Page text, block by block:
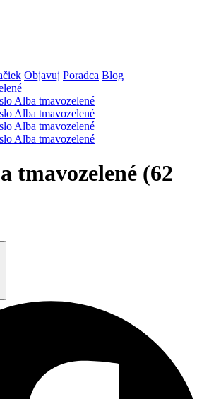
Objavuj Poradca Blog
tmavozelené (62